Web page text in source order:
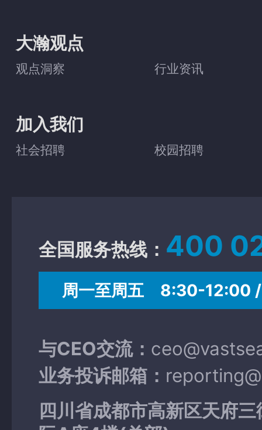
大瀚观点
观点洞察 行业资讯
加入我们
社会招聘 校园招聘
全国服务热线： 400
周一至周五 8:30-12:00
与CEO交流：
业务投诉邮箱：
四川省成都市高新区天府